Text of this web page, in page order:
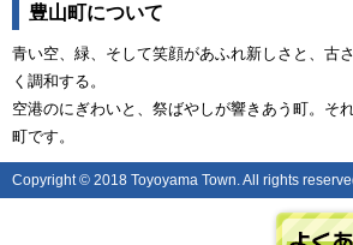
豊山町について
青い空、緑、そして笑顔があふれ新しさと、古
く調和する。
空港のにぎわいと、祭ばやしが響きあう町。そ
町です。
Copyright © 2018 Toyoyama Town. All rights